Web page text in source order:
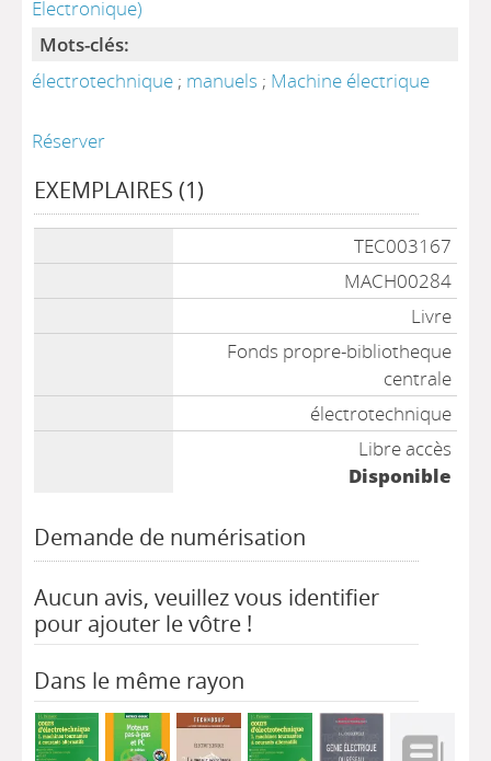
Electronique)
Mots-clés:
électrotechnique ; manuels ; Machine électrique
Réserver
EXEMPLAIRES (1)
TEC003167
MACH00284
Livre
Fonds propre-bibliotheque
centrale
électrotechnique
Libre accès
Disponible
Demande de numérisation
Aucun avis, veuillez vous identifier
pour ajouter le vôtre !
Dans le même rayon